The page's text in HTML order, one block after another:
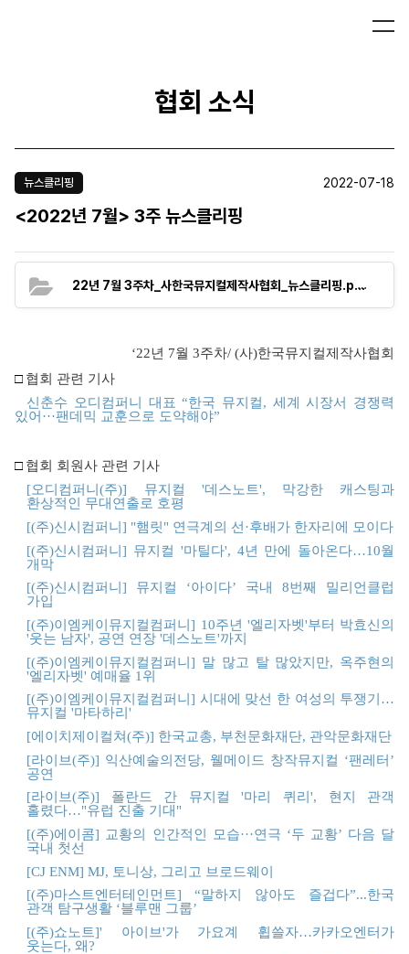
협회 소식
뉴스클리핑 2022-07-18
<2022년 7월> 3주 뉴스클리핑
22년 7월 3주차_사한국뮤지컬제작사협회_뉴스클리핑.pdf
‘22년 7월 3주차/ (사)한국뮤지컬제작사협회
□ 협회 관련 기사
신춘수 오디컴퍼니 대표 “한국 뮤지컬, 세계 시장서
경쟁력
있어···팬데믹 교훈으로 도약해야”
□ 협회 회원사 관련 기사
[오디컴퍼니(주)] 뮤지컬 '데스노트', 막강한
캐스팅과
환상적인 무대연출로 호평
[(주)신시컴퍼니] "햄릿" 연극계의 선·후배가 한자리에
모이다
[(주)신시컴퍼니] 뮤지컬 '마틸다', 4년 만에 돌아온다…10월
개막
[(주)신시컴퍼니] 뮤지컬 ‘아이다’ 국내 8번째
밀리언클럽
가입
[(주)이엠케이뮤지컬컴퍼니] 10주년 '엘리자벳'부터 박효신의
'웃는 남자', 공연 연장 '데스노트'까지
[(주)이엠케이뮤지컬컴퍼니] 말 많고 탈 많았지만, 옥주현의
'엘리자벳' 예매율 1 위
[(주)이엠케이뮤지컬컴퍼니] 시대에 맞선 한 여성의 투쟁기…
뮤지컬 '마타하리'
[에이치제이컬쳐(주)] 한국교총, 부천문화재단, 관악문화재단
[라이브(주)] 익산예술의전당, 웰메이드 창작뮤지컬 ‘팬레터’
공연
[라이브(주)] 폴란드 간 뮤지컬 '마리 퀴리', 현지
관객
홀렸다…"유럽 진출 기대"
[(주)에이콤] 교황의 인간적인 모습···연극 ‘두 교황’ 다음 달
국내 첫선
[CJ ENM] MJ, 토니상, 그리고 브로드웨이
[(주)마스트엔터테인먼트] “말하지 않아도 즐겁다”...한국
관객 탐구생활 ‘블루맨 그룹’
[(주)쇼노트]' 아이브'가 가요계 휩쓸자…카카오엔터가
웃는다,왜?